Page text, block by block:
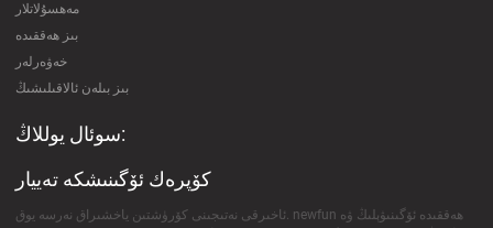
مەھسۇلاتلار
بىز ھەققىدە
خەۋەرلەر
بىز بىلەن ئالاقىلىشىڭ
سوئال يوللاڭ:
كۆپرەك ئۆگىنىشكە تەييار
ئاخىرقى نەتىجىنى كۆرۈشتىن ياخشىراق نەرسە يوق. newfun ھەققىدە ئۆگىنىۋېلىڭ ۋە